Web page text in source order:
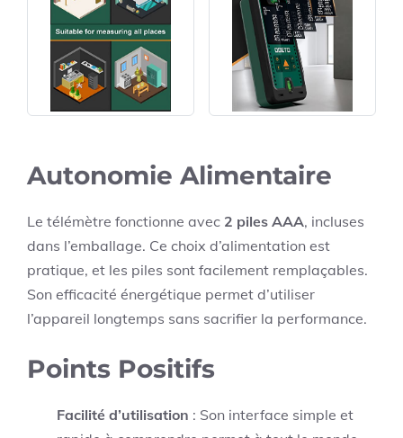
Autonomie Alimentaire
Le télémètre fonctionne avec 2 piles AAA, incluses
dans l’emballage. Ce choix d’alimentation est
pratique, et les piles sont facilement remplaçables.
Son efficacité énergétique permet d’utiliser
l’appareil longtemps sans sacrifier la performance.
Points Positifs
Facilité d’utilisation : Son interface simple et